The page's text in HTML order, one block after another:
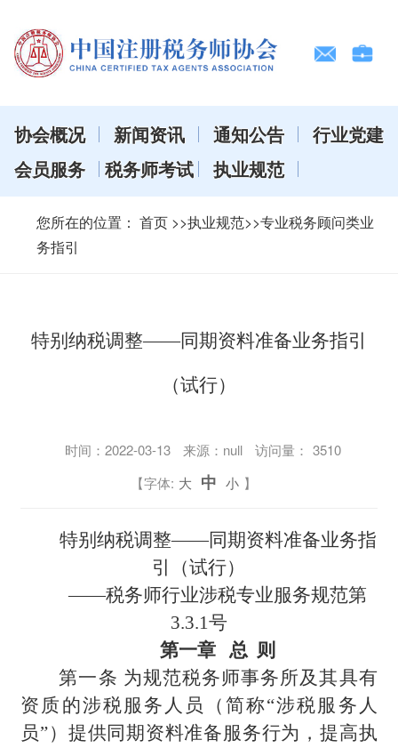
协会概况 新闻资讯 通知公告
行业党建
会员服务
税务师考试 执业规范
您所在的位置： 首页 >>执业规范>>专业税务顾问类业
务指引
特别纳税调整——同期资料准备业务指引
（试行）
时间： 2022-03-13 来源：null 访问量： 3510
【字体: 大 中 小 】
特别纳税调整——同期资料准备业务指
引（试行）
——税务师行业涉税专业服务规范第
3.3.1号
第一章 总 则
第一条 为规范税务师事务所及其具有
资质的涉税服务人员（简称“涉税服务人
员”）提供同期资料准备服务行为，提高执